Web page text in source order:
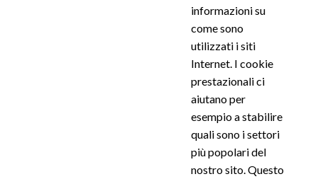
informazioni su
come sono
utilizzati i siti
Internet. I cookie
prestazionali ci
aiutano per
esempio a stabilire
quali sono i settori
più popolari del
nostro sito. Questo